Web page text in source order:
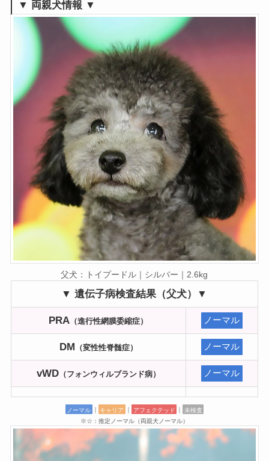
▼ 両親犬情報 ▼
父犬：トイプードル｜シルバー｜2.6kg
▼ 遺伝子病検査結果（父犬）▼
PRA （進行性網膜委縮症） ノーマル
DM （変性性脊髄症） ノーマル
vWD（フォンウィルブランド病） ノーマル
ノーマル ｜ キャリア ｜ アフェクテッド ｜
未検査
※☆：推定ノーマル（両親犬ノーマル）